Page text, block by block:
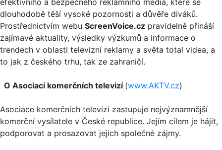
dlouhodobě těší vysoké pozornosti a důvěře diváků.
Prostřednictvím webu ScreenVoice.cz pravidelně přináší
zajímavé aktuality, výsledky výzkumů a informace o
trendech v oblasti televizní reklamy a světa total videa, a
to jak z českého trhu, tak ze zahraničí.
O Asociaci komerčních televizí (www.AKTV.cz)
Asociace komerčních televizí zastupuje nejvýznamnější
komerční vysílatele v České republice. Jejím cílem je hájit,
podporovat a prosazovat jejich společné zájmy.